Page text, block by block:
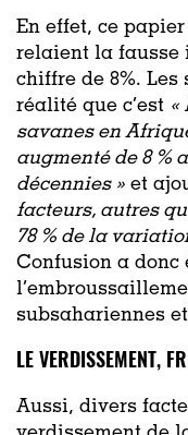
En effet, ce
relaient la fausse
chiffre de 8%.
réalité que c’est «
savanes en
augmenté de 8 %
décennies » et
facteurs, autres
78 % de la
Confusion a donc
subsahariennes
LE VERDISSEMENT,
Aussi, divers